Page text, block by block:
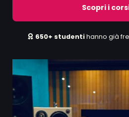
Scopri i
650+ studentihanno già